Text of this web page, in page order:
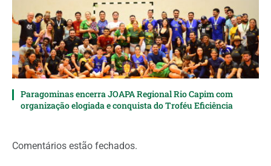
Paragominas encerra JOAPA Regional Rio Capim com
organização elogiada e conquista do Troféu Eficiência
Comentários estão fechados.